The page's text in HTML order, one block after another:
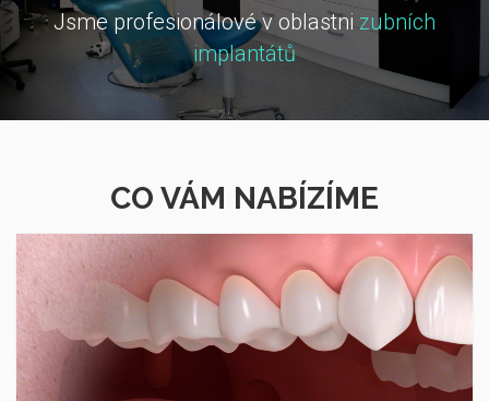
Jsme profesionálové v oblastni zubních
implantátů
CO VÁM NABÍZÍME